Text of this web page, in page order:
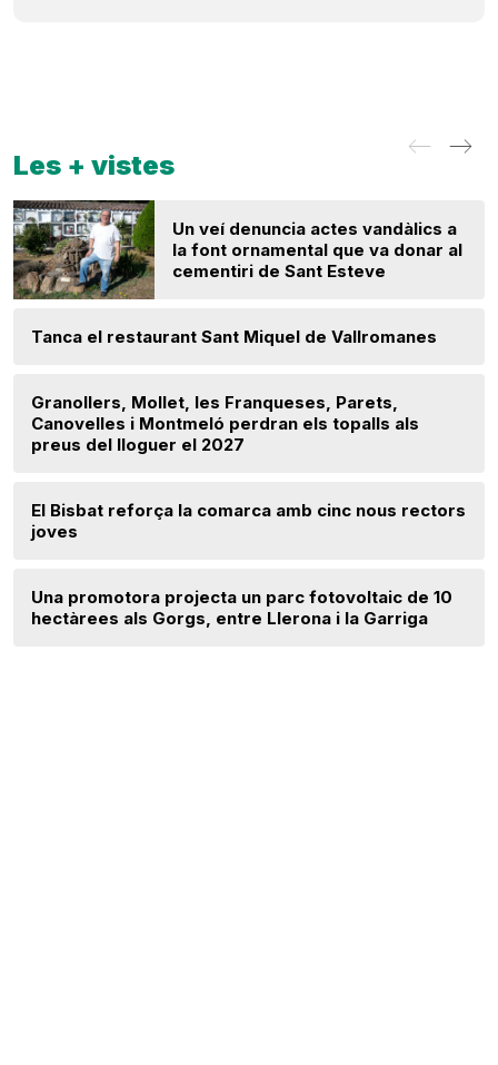
Les + vistes
Un veí denuncia actes vandàlics a
la font ornamental que va donar al
cementiri de Sant Esteve
Tanca el restaurant Sant Miquel de Vallromanes
Granollers, Mollet, les Franqueses, Parets,
Canovelles i Montmeló perdran els topalls als
preus del lloguer el 2027
El Bisbat reforça la comarca amb cinc nous rectors
joves
Una promotora projecta un parc fotovoltaic de 10
hectàrees als Gorgs, entre Llerona i la Garriga